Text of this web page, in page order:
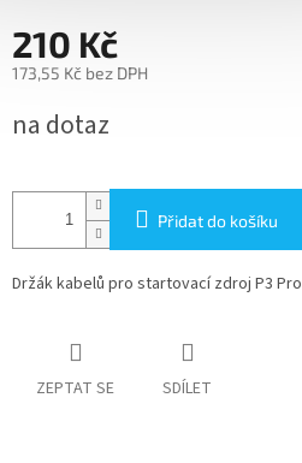
210 Kč
173,55 Kč bez DPH
cena:
na dotaz
Přidat do košíku
Držák kabelů pro startovací zdroj P3
ZEPTAT SE SDÍLET